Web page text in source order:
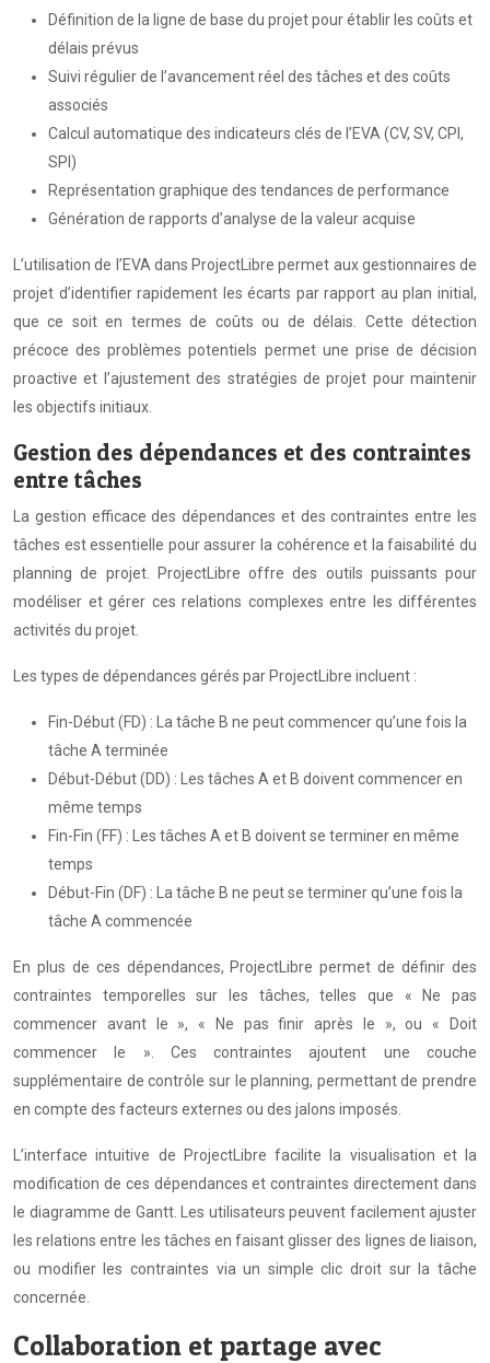
Définition de la ligne de base du projet pour établir les coûts et
délais prévus
Suivi régulier de l’avancement réel des tâches et des coûts
associés
Calcul automatique des indicateurs clés de l’EVA (CV, SV, CPI,
SPI)
Représentation graphique des tendances de performance
Génération de rapports d’analyse de la valeur acquise
L’utilisation de l’EVA dans ProjectLibre permet aux gestionnaires de
projet d’identifier rapidement les écarts par rapport au plan initial,
que ce soit en termes de coûts ou de délais. Cette détection
précoce des problèmes potentiels permet une prise de décision
proactive et l’ajustement des stratégies de projet pour maintenir
les objectifs initiaux.
Gestion des dépendances et des contraintes
entre tâches
La gestion efficace des dépendances et des contraintes entre les
tâches est essentielle pour assurer la cohérence et la faisabilité du
planning de projet. ProjectLibre offre des outils puissants pour
modéliser et gérer ces relations complexes entre les différentes
activités du projet.
Les types de dépendances gérés par ProjectLibre incluent :
Fin-Début (FD) : La tâche B ne peut commencer qu’une fois la
tâche A terminée
Début-Début (DD) : Les tâches A et B doivent commencer en
même temps
Fin-Fin (FF) : Les tâches A et B doivent se terminer en même
temps
Début-Fin (DF) : La tâche B ne peut se terminer qu’une fois la
tâche A commencée
En plus de ces dépendances, ProjectLibre permet de définir des
contraintes temporelles sur les tâches, telles que « Ne pas
commencer avant le », « Ne pas finir après le », ou « Doit
commencer le ». Ces contraintes ajoutent une couche
supplémentaire de contrôle sur le planning, permettant de prendre
en compte des facteurs externes ou des jalons imposés.
L’interface intuitive de ProjectLibre facilite la visualisation et la
modification de ces dépendances et contraintes directement dans
le diagramme de Gantt. Les utilisateurs peuvent facilement ajuster
les relations entre les tâches en faisant glisser des lignes de liaison,
ou modifier les contraintes via un simple clic droit sur la tâche
concernée.
Collaboration et partage avec